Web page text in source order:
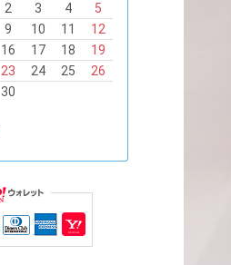
2 3 4
5
9 10 11
12
16 17 18
19
23 24 25
26
30